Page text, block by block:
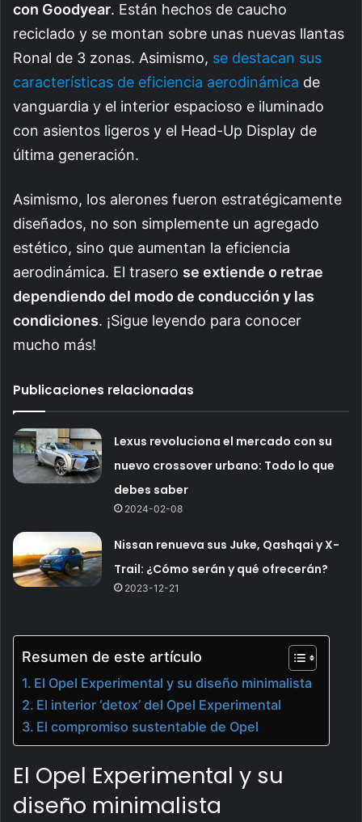
con Goodyear. Están hechos de caucho
reciclado y se montan sobre unas nuevas llantas
Ronal de 3 zonas. Asimismo, se destacan sus
características de eficiencia aerodinámica de
vanguardia y el interior espacioso e iluminado
con asientos ligeros y el Head-Up Display de
última generación.
Asimismo, los alerones fueron estratégicamente
diseñados, no son simplemente un agregado
estético, sino que aumentan la eficiencia
aerodinámica. El trasero se extiende o retrae
dependiendo del modo de conducción y las
condiciones. ¡Sigue leyendo para conocer
mucho más!
Publicaciones relacionadas
Lexus revoluciona el mercado con su
nuevo crossover urbano: Todo lo que
debes saber
2024-02-08
Nissan renueva sus Juke, Qashqai y X-
Trail: ¿Cómo serán y qué ofrecerán?
2023-12-21
Resumen de este artículo
El Opel Experimental y su diseño minimalista
El interior ‘detox’ del Opel Experimental
El compromiso sustentable de Opel
El Opel Experimental y su
diseño minimalista